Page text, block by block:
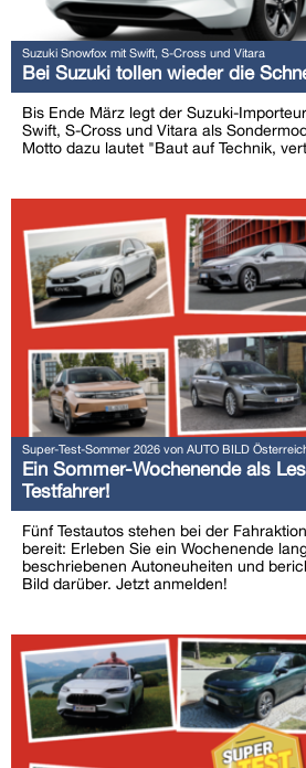
Suzuki Snowfox mit Swift, S-Cross und Vitara
Bei Suzuki tollen wieder die
Bis Ende März legt der Suzuki-
Swift, S-Cross und Vitara als
Motto dazu lautet "Baut auf Technik,
Super-Test-Sommer 2026 von AUTO BILD
Ein Sommer-Wochenende als
Testfahrer!
Fünf Testautos stehen bei der
bereit: Erleben Sie ein Wochenende
beschriebenen Autoneuheiten und
Bild darüber. Jetzt anmelden!